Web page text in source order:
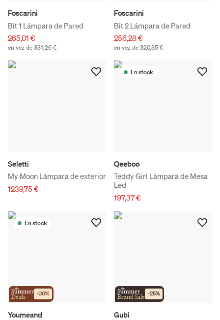
Foscarini
Bit 1 Lámpara de Pared
265,01 €
en vez de 331,26 €
Foscarini
Bit 2 Lámpara de Pared
256,28 €
en vez de 320,35 €
Seletti
My Moon Lámpara de exterior
1239,75 €
En stock
Qeeboo
Teddy Girl Lámpara de Mesa
Led
197,37 €
En stock
the
Summer
Deals -30%
Youmeand
the
Summer
Brand Sale -25%
Gubi